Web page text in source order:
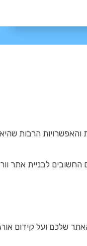
הרבות
לבניית אתר
שלכם ועל קידום